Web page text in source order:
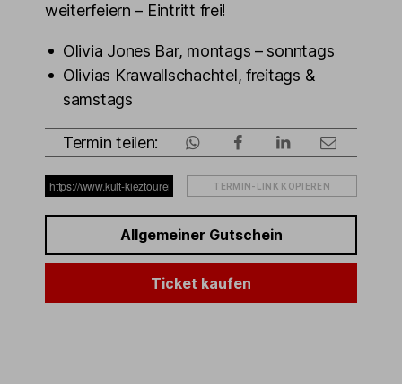
weiterfeiern – Eintritt frei!
Olivia Jones Bar, montags – sonntags
Olivias Krawallschachtel, freitags &
samstags
Termin teilen:
TERMIN-LINK KOPIEREN
Allgemeiner Gutschein
Ticket kaufen